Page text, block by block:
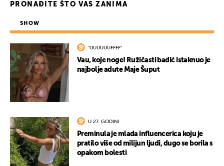
PRONAĐITE ŠTO VAS ZANIMA
SHOW
"UUUUUUFFFF"
Vau, koje noge! Ružičasti badić istaknuo je
najbolje adute Maje Šuput
U 27. GODINI
Preminula je mlada influencerica koju je
pratilo više od milijun ljudi, dugo se borila s
opakom bolesti